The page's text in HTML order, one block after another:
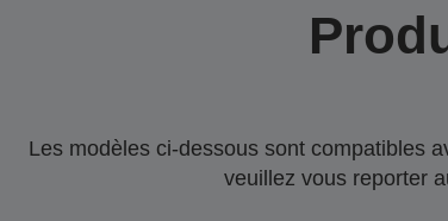
Les modèles ci-dessous sont compatibles
veuillez vous reporter